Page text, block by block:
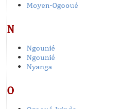
Moyen-Ogooué
N
Ngounié
Ngounié
Nyanga
O